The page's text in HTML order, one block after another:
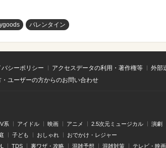
バレンタイン
バシーポリシー アクセスデータの利用・著作権等 外部
ユーザーの方からのお問い合わせ
V系 アイドル 映画 アニメ 2.5次元ミュージカル 演劇
子ども おしゃれ おでかけ・レジャー
TDS 裏ワザ・攻略 混雑予想 混雑対策 テレビ・映画